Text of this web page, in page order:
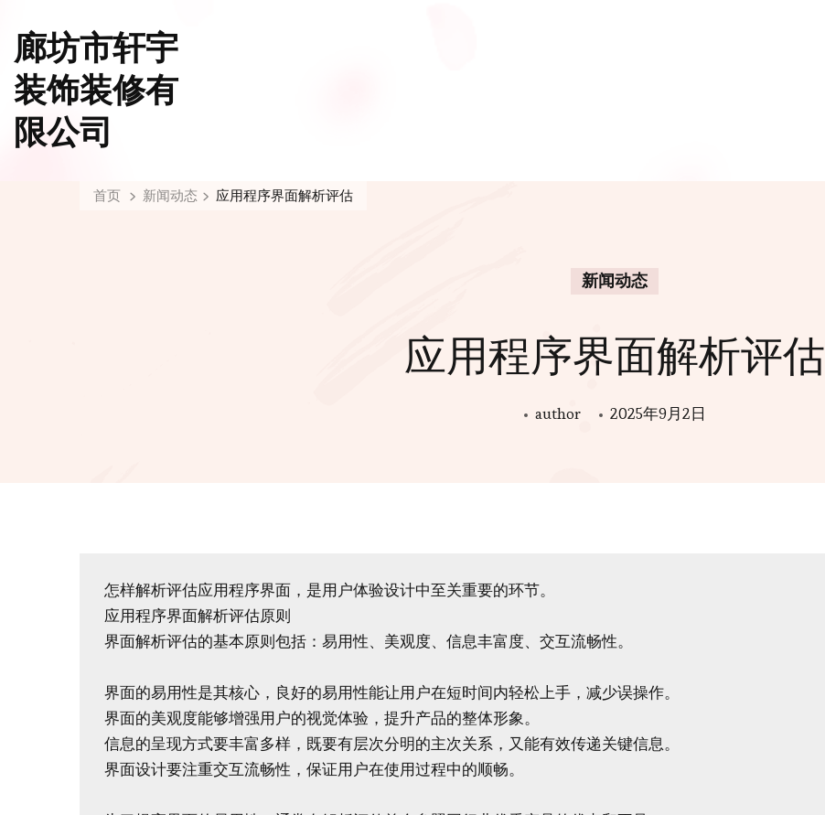
廊坊市轩宇
装饰装修有
限公司
首页 新闻动态 应用程序界面解析评估
新闻动态
应用程序界面解析评估
author 2025年9月2日
怎样解析评估应用程序界面，是用户体验设计中至关重要的环节。
应用程序界面解析评估原则
界面解析评估的基本原则包括：易用性、美观度、信息丰富度、交互流畅性。
界面的易用性是其核心，良好的易用性能让用户在短时间内轻松上手，减少误操作。
界面的美观度能够增强用户的视觉体验，提升产品的整体形象。
信息的呈现方式要丰富多样，既要有层次分明的主次关系，又能有效传递关键信息。
界面设计要注重交互流畅性，保证用户在使用过程中的顺畅。